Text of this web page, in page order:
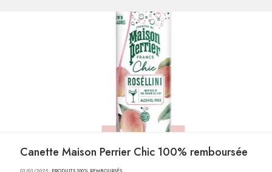
Canette Maison Perrier Chic 100% remboursée